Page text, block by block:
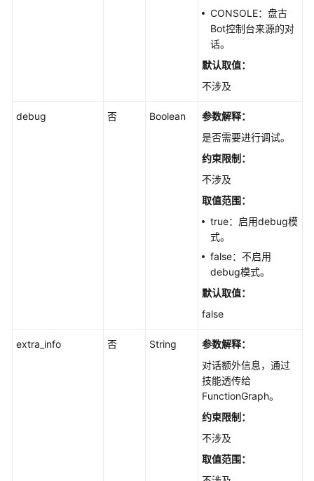
CONSOLE：盘古
Bot控制台来源的对
话。
默认取值：
不涉及
debug 否 Boolean
参数解释：
是否需要进行调试。
约束限制：
不涉及
取值范围：
true：启用debug模
式。
false：不启用
debug模式。
默认取值：
false
extra_info 否 String
参数解释：
对话额外信息，通过
技能透传给
FunctionGraph。
约束限制：
不涉及
取值范围：